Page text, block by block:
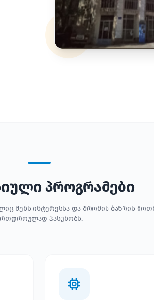
პროგრამები
შენს ინტერესსა და შრომის ბაზრის
პასუხობს.